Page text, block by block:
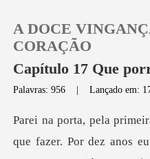
Loja
A DOCE
CORAÇÃO
Capítulo 17 Que
Palavras: 956 |Lançado em: